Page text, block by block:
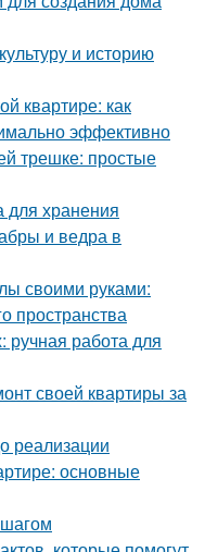
и историю
квартире: как
эффективно
трешке: простые
хранения
и ведра в
своими руками:
пространства
ручная работа для
своей квартиры за
реализации
основные